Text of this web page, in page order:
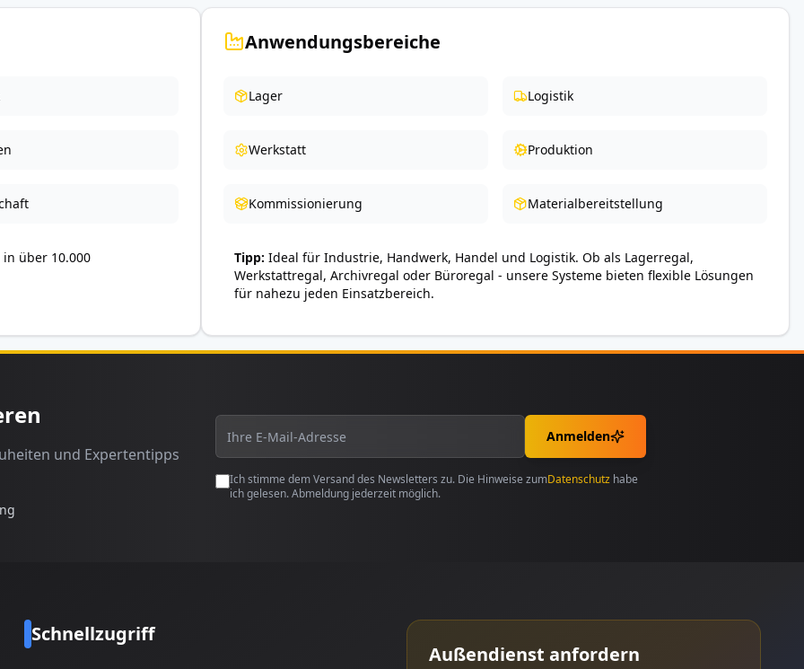
über 10.000
Anwendungsbereiche
Lager Logistik
Werkstatt Produktion
Kommissionierung Materialbereitstellung
Tipp Ideal für Industrie, Handwerk, Handel und Logistik. Ob als Lagerregal,
Werkstattregal, Archivregal oder Büroregal - unsere Systeme bieten flexible Lösungen
für nahezu jeden Einsatzbereich.
und Expertentipps
Anmelden
Ich stimme dem Versand des Newsletters zu. Die Hinweise zumDatenschutz habe
ich gelesen. Abmeldung jederzeit möglich.
Schnellzugriff
Außendienst anfordern